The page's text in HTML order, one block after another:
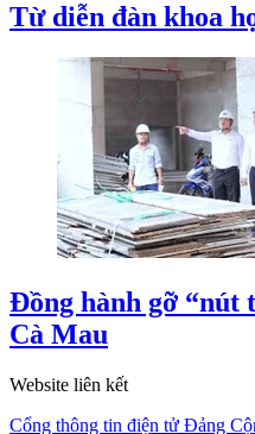
Từ diễn đàn khoa
Đồng hành gỡ “nút
Cà Mau
Website liên kết
Cổng thông tin điện tử Đảng